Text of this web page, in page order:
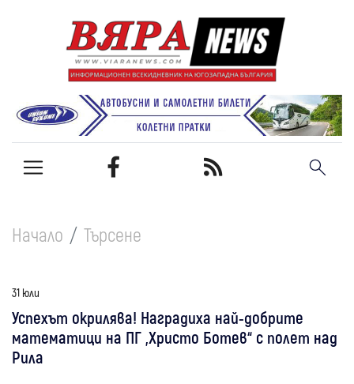
Начало Търсене
31 юли
Успехът окрилява! Наградиха най-добрите
математици на ПГ „Христо Ботев“ с полет над
Рила